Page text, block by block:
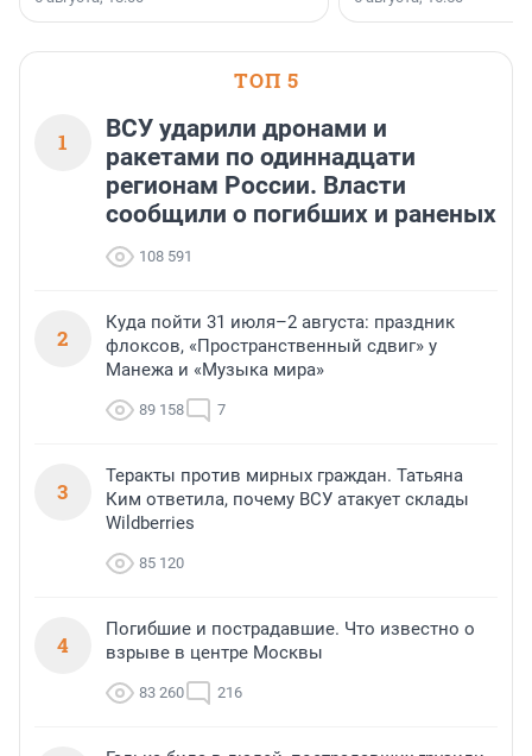
застройщик
ТОП 5
1
ВСУ ударили дронами и
ракетами по одиннадцати
регионам России. Власти
сообщили о погибших и раненых
108 591
2
Куда пойти 31 июля–2 августа: праздник
флоксов, «Пространственный сдвиг» у
Манежа и «Музыка мира»
89 158 7
3
Теракты против мирных граждан. Татьяна
Ким ответила, почему ВСУ атакует склады
Wildberries
85 120
4
Погибшие и пострадавшие. Что известно о
взрыве в центре Москвы
83 260 216